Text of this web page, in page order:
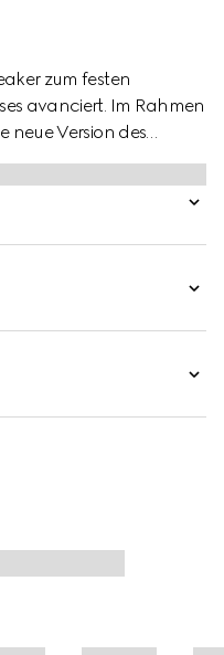
zum festen
avanciert. Im Rahmen
neue Version des
mit einzigartigen
sich durch eine
in Beige und Blau
den Look ab.